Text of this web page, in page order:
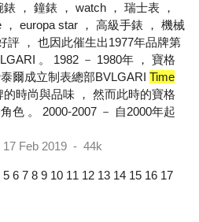
， 鐘錶 ， watch ， 瑞士表 ，
， europa star ， 高級手錶 ， 機械
評 ， 也因此催生出1977年品牌第
。 1982 － 1980年 ， 寶格
爾成立制表總部BVLGARI Time
的時尚與品味 ， 然而此時的寶格
色 。 2000-2007 － 自2000年起
Feb 2019 - 44k
5 6 7 8 9 10 11 12 13 14 15 16 17